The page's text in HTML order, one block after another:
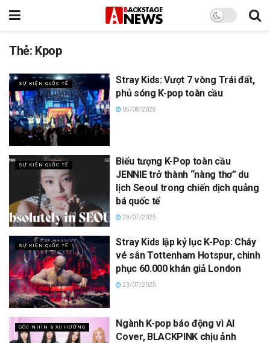
Thẻ: Kpop
SỰ KIỆN QUỐC TẾ
Stray Kids: Vượt 7 vòng Trái đất,
phủ sóng K-pop toàn cầu
05/08/2025
SỰ KIỆN QUỐC TẾ
Biểu tượng K-Pop toàn cầu
JENNIE trở thành “nàng thơ” du
lịch Seoul trong chiến dịch quảng
bá quốc tế
29/07/2025
SỰ KIỆN QUỐC TẾ
Stray Kids lập kỷ lục K-Pop: Cháy
vé sân Tottenham Hotspur, chinh
phục 60.000 khán giả London
23/07/2025
GÓC NHÌN & XU HƯỚNG
Ngành K-pop báo động vì AI
Cover, BLACKPINK chịu ảnh